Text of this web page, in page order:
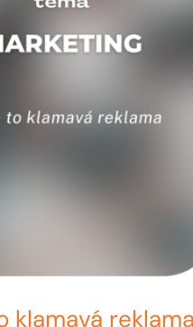
klamavá reklama